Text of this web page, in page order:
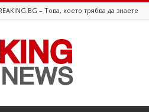
– Това, което трябва да знаете